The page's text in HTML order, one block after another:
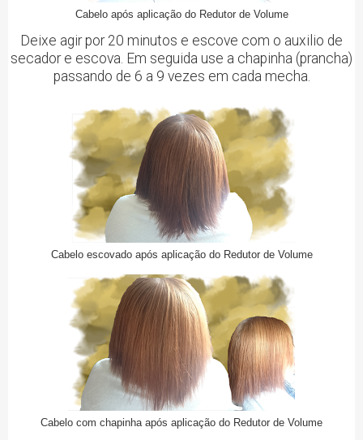
Cabelo após aplicação do Redutor de Volume
Deixe agir por 20 minutos e escove com o auxilio de
secador e escova. Em seguida use a chapinha (prancha)
passando de 6 a 9 vezes em cada mecha.
Cabelo escovado após aplicação do Redutor de Volume
Cabelo com chapinha após aplicação do Redutor de Volume